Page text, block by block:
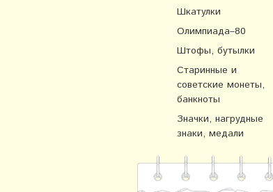
Шкатулки
Олимпиада–80
Штофы, бутылки
Старинные и
советские монеты,
банкноты
Значки, нагрудные
знаки, медали